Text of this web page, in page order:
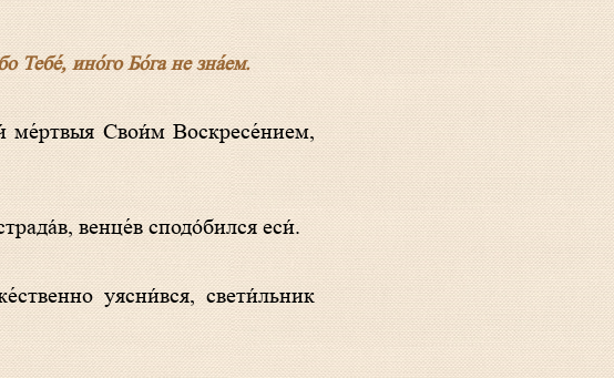
Тебе́, ино́го Бо́га не зна́ем.
венце́в сподо́бился еси́.